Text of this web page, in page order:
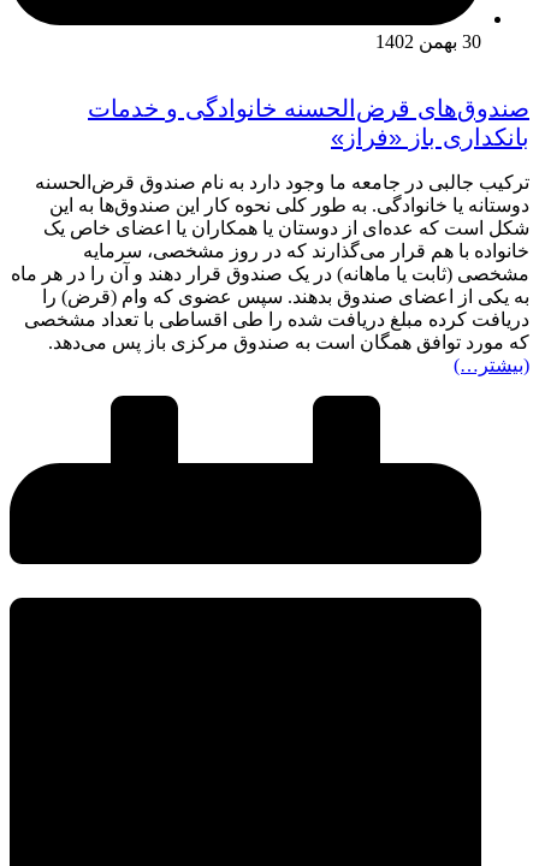
30 بهمن 1402
صندوق‌‎های قرض‌الحسنه خانوادگی و خدمات
بانکداری باز «فراز»
ترکیب جالبی در جامعه ما وجود دارد به نام صندوق قرض‌الحسنه
دوستانه یا خانوادگی. به طور کلی نحوه کار این صندوق‌ها به این
شکل است که عده‌ای از دوستان یا همکاران یا اعضای خاص یک
خانواده با هم قرار می‌گذارند که در روز مشخصی، سرمایه
مشخصی (ثابت یا ماهانه) در یک صندوق قرار دهند و آن را در هر ماه
به یکی از اعضای صندوق بدهند. سپس عضوی که وام (قرض) را
دریافت کرده مبلغ دریافت شده را طی اقساطی با تعداد مشخصی
که مورد توافق همگان است به صندوق مرکزی باز پس می‌دهد.
(بیشتر…)